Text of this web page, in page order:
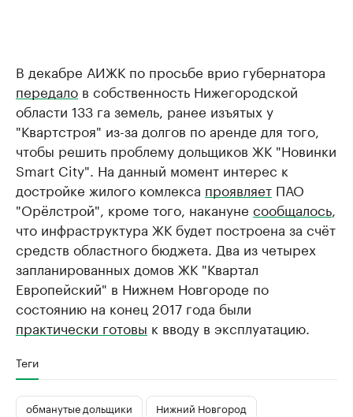
В декабре АИЖК по просьбе врио губернатора
передало в собственность Нижегородской
области 133 га земель, ранее изъятых у
"Квартстроя" из-за долгов по аренде для того,
чтобы решить проблему дольщиков ЖК "Новинки
Smart City". На данный момент интерес к
достройке жилого комлекса проявляет ПАО
"Орёлстрой", кроме того, накануне сообщалось
что инфраструктура ЖК будет построена за счёт
средств областного бюджета. Два из четырех
запланированных домов ЖК "Квартал
Европейский" в Нижнем Новгороде по
состоянию на конец 2017 года были
практически готовы к вводу в эксплуатацию.​
Теги
обманутые дольщики
Нижний Новгород